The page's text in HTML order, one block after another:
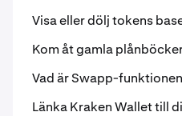
Visa eller dölj tokens
Kom åt gamla
Vad är Swapp-
Länka Kraken Wallet till